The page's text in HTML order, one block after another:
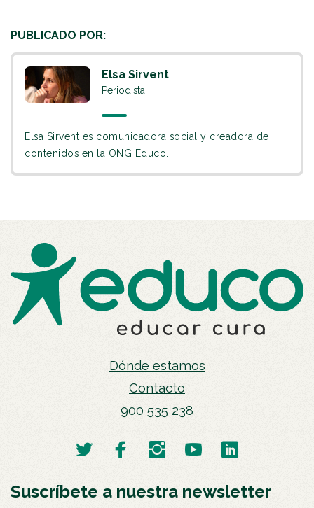
PUBLICADO POR:
Elsa Sirvent
Periodista
Elsa Sirvent es comunicadora social y creadora de
contenidos en la ONG Educo.
Dónde estamos
Contacto
900 535 238
Suscríbete a nuestra newsletter